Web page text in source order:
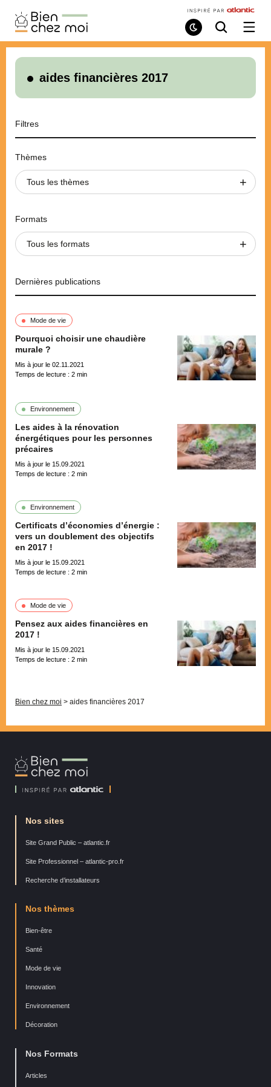
Bien
Chez
Moi
Mode
de
Recherche
/
le
aides financières 2017
Filtres
Thèmes
Tous les thèmes
Formats
Tous les formats
Dernières publications
Mode de vie
Pourquoi choisir une chaudière
murale ?
Mis à jour le 02.11.2021
Temps de lecture : 2 min
Environnement
Les aides à la rénovation
énergétiques pour les personnes
précaires
Mis à jour le 15.09.2021
Temps de lecture : 2 min
Environnement
Certificats d’économies d’énergie :
vers un doublement des objectifs
en 2017 !
Mis à jour le 15.09.2021
Temps de lecture : 2 min
Mode de vie
Pensez aux aides financières en
2017 !
Mis à jour le 15.09.2021
Temps de lecture : 2 min
Bien chez moi > aides financières 2017
Bien
Chez
Nos sites
Site Grand Public – atlantic.fr
Site Professionnel – atlantic-pro.fr
Recherche d’installateurs
Nos thèmes
Bien-être
Santé
Mode de vie
Innovation
Environnement
Décoration
Nos Formats
Articles